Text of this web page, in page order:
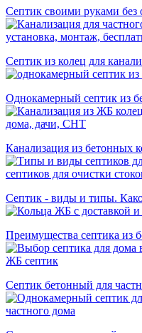
Септик своими руками без
Септик из колец для
Однокамерный септик из
Канализация из бетонных
Септик - виды и типы.
Преимущества септика из
Септик бетонный для